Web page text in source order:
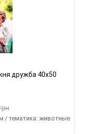
дружба 40x50
/ тематика: животные